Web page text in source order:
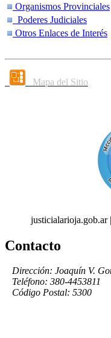
Organismos Provinciales
Poderes Judiciales
Otros Enlaces de Interés
Mapa del Sitio
Contacto
Dirección: Joaquín V.
Teléfono: 380-4453811
Código Postal: 5300